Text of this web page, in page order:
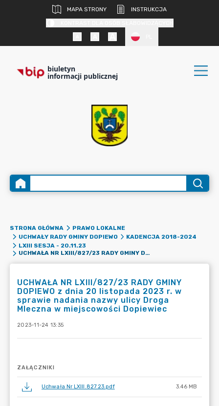
MAPA STRONY
INSTRUKCJA
biuletyn
informacji publicznej
STRONA GŁÓWNA
PRAWO LOKALNE
UCHWAŁY RADY GMINY DOPIEWO
KADENCJA 2018-2024
LXIII SESJA - 20.11.23
UCHWAŁA NR LXIII/827/23 RADY GMINY DOPIEWO Z DNIA 20 LISTOPADA 2023 R. W SPRAWIE NADANIA NAZWY ULICY DROGA MLECZNA W MIEJSCOWOŚCI DOPIEWIEC
UCHWAŁA NR LXIII/827/23 RADY GMINY
DOPIEWO z dnia 20 listopada 2023 r. w
sprawie nadania nazwy ulicy Droga
Mleczna w miejscowości Dopiewiec
2023-11-24 13:35
ZAŁĄCZNIKI
Uchwała Nr LXIII.827.23.pdf 3.46 MB